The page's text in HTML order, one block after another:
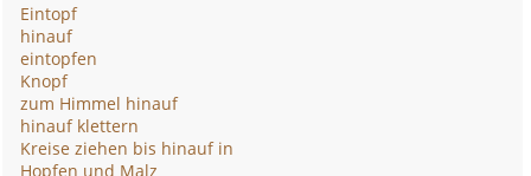
Eintopf
hinauf
eintopfen
Knopf
zum Himmel hinauf
hinauf klettern
Kreise ziehen bis hinauf in
Hopfen und Malz